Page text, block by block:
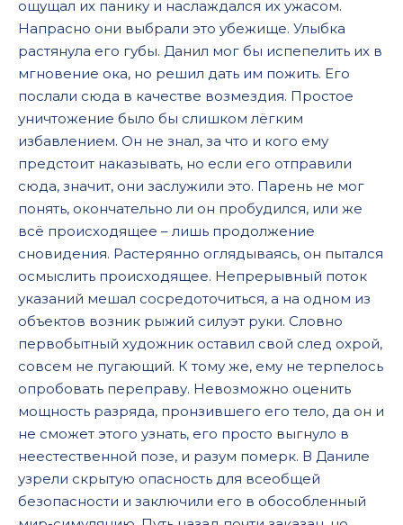
ощущал их панику и наслаждался их ужасом.
Напрасно они выбрали это убежище. Улыбка
растянула его губы. Данил мог бы испепелить их в
мгновение ока, но решил дать им пожить. Его
послали сюда в качестве возмездия. Простое
уничтожение было бы слишком лёгким
избавлением. Он не знал, за что и кого ему
предстоит наказывать, но если его отправили
сюда, значит, они заслужили это. Парень не мог
понять, окончательно ли он пробудился, или же
всё происходящее – лишь продолжение
сновидения. Растерянно оглядываясь, он пытался
осмыслить происходящее. Непрерывный поток
указаний мешал сосредоточиться, а на одном из
объектов возник рыжий силуэт руки. Словно
первобытный художник оставил свой след охрой,
совсем не пугающий. К тому же, ему не терпелось
опробовать переправу. Невозможно оценить
мощность разряда, пронзившего его тело, да он и
не сможет этого узнать, его просто выгнуло в
неестественной позе, и разум померк. В Даниле
узрели скрытую опасность для всеобщей
безопасности и заключили его в обособленный